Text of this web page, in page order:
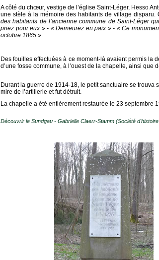
A côté du chœur, vestige de l’église Saint-Léger, Hesso
une stèle à la mémoire des habitants de village
des habitants de l’ancienne commune de Saint-Léger
priez pour eux » - « Demeurez en paix » - « Ce
octobre 1865 ».
Des fouilles effectuées à ce moment-là avaient permis la
d’une fosse commune, à l’ouest de la chapelle, ainsi que
Durant la guerre de 1914-18, le petit sanctuaire se trouva
mire de l’artillerie et fut détruit.
La chapelle a été entièrement restaurée le 23 septembre
Découvrir le Sundgau - Gabrielle Claerr-Stamm (Société